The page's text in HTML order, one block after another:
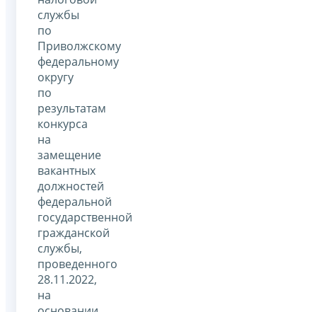
службы
по
Приволжскому
федеральному
округу
по
результатам
конкурса
на
замещение
вакантных
должностей
федеральной
государственной
гражданской
службы,
проведенного
28.11.2022,
на